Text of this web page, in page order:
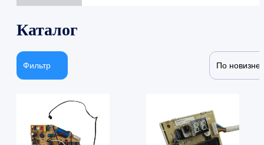
Каталог
Фильтр По новизне